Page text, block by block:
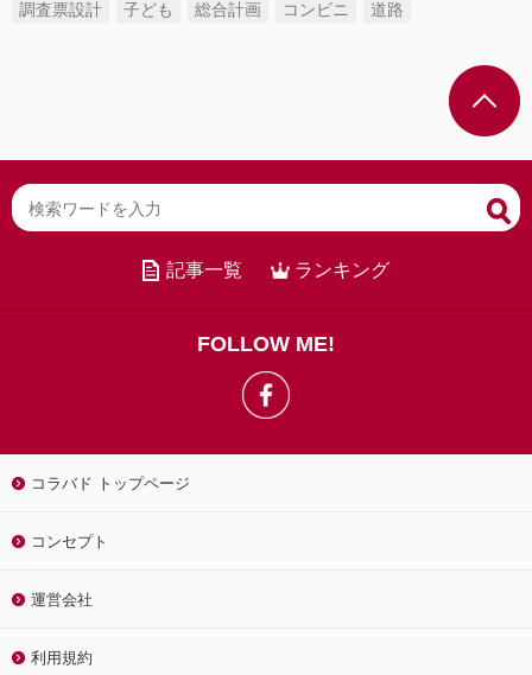
調査票設計
子ども 総合計画 コンビニ 道路
記事一覧 ランキング
FOLLOW ME!
コラバド トップページ
コンセプト
運営会社
利用規約